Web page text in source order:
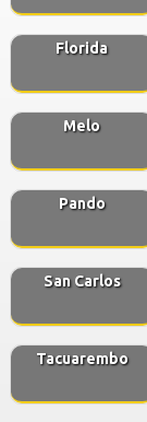
Florida
Melo
Pando
San Carlos
Tacuarembo